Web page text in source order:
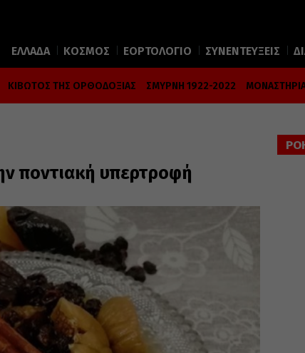
ΕΛΛΑΔΑ ΚΟΣΜΟΣ ΕΟΡΤΟΛΟΓΙΟ ΣΥΝΕΝΤΕΥΞΕΙΣ
ΚΙΒΩΤΟΣ ΤΗΣ ΟΡΘΟΔΟΞΙΑΣ ΣΜΥΡΝΗ 1922-2022
ποντιακή υπερτροφή